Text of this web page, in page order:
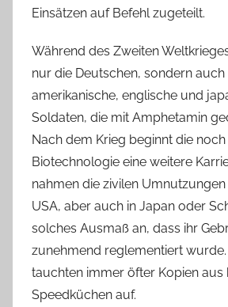
Einsätzen auf Befehl zugeteilt.
Während des Zweiten
nur die Deutschen, sondern auch
amerikanische, englische und
Soldaten, die mit Amphetamin
Nach dem Krieg beginnt die
Biotechnologie eine weitere
nahmen die zivilen
USA, aber auch in Japan oder
solches Ausmaß an, dass ihr
zunehmend reglementiert
tauchten immer öfter Kopien aus
Speedküchen auf.